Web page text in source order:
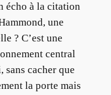
écho à la citation
une
? C’est une
central
sans cacher que
la porte mais